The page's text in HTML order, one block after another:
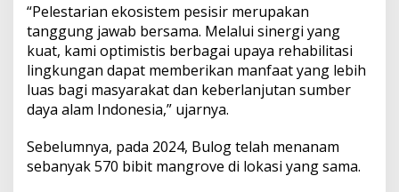
“Pelestarian ekosistem pesisir merupakan
tanggung jawab bersama. Melalui sinergi yang
kuat, kami optimistis berbagai upaya rehabilitasi
lingkungan dapat memberikan manfaat yang lebih
luas bagi masyarakat dan keberlanjutan sumber
daya alam Indonesia,” ujarnya.
Sebelumnya, pada 2024, Bulog telah menanam
sebanyak 570 bibit mangrove di lokasi yang sama.